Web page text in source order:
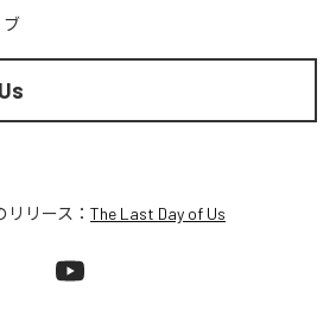
ブ
リリース： The Last Day of Us